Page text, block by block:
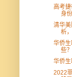
高考
身
清华
析
华侨
些？
华侨生
2022